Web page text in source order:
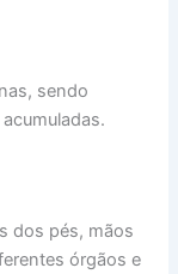
sendo
dos pés, mãos
órgãos e